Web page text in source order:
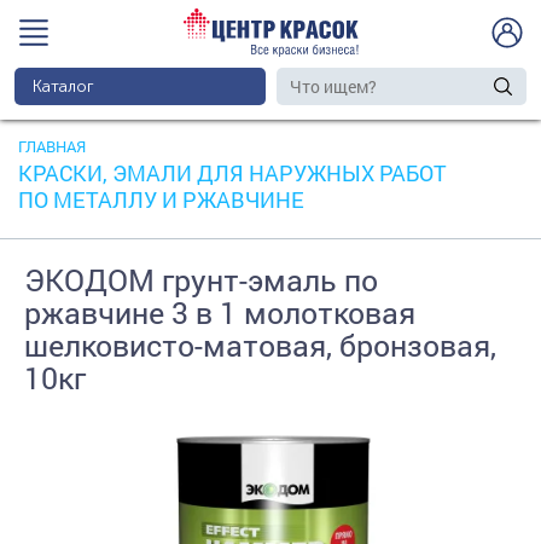
Каталог
ГЛАВНАЯ
КРАСКИ, ЭМАЛИ ДЛЯ НАРУЖНЫХ РАБОТ
ПО МЕТАЛЛУ И РЖАВЧИНЕ
ЭКОДОМ грунт-эмаль по
ржавчине 3 в 1 молотковая
шелковисто-матовая, бронзовая,
10кг